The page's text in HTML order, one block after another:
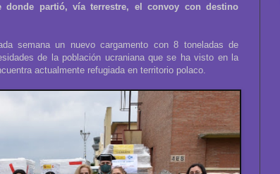
donde partió, vía terrestre, el convoy con destino
semana un nuevo cargamento con 8 toneladas de
de la población ucraniana que se ha visto en la
actualmente refugiada en territorio polaco.